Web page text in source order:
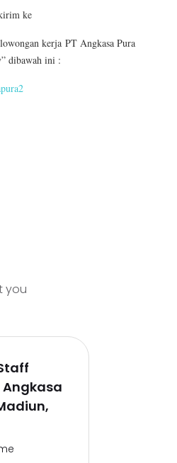
ke
kerja PT Angkasa Pura
dibawah ini :
you